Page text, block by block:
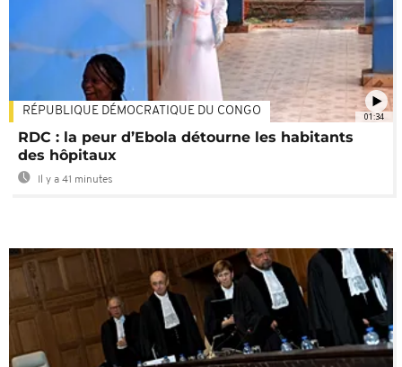
01:34
RÉPUBLIQUE DÉMOCRATIQUE DU CONGO
RDC : la peur d’Ebola détourne les habitants
des hôpitaux
Il y a 41 minutes